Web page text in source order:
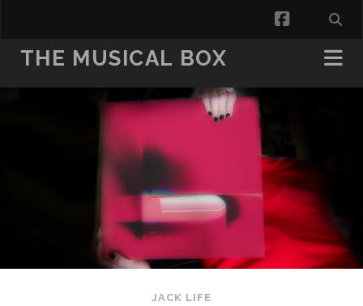
facebook
THE MUSICAL BOX
JACK LIFE